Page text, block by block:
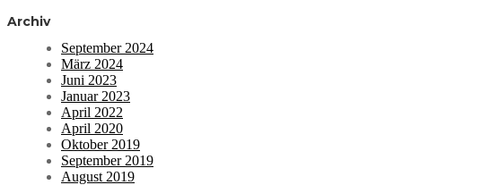
Archiv
September 2024
März 2024
Juni 2023
Januar 2023
April 2022
April 2020
Oktober 2019
September 2019
August 2019